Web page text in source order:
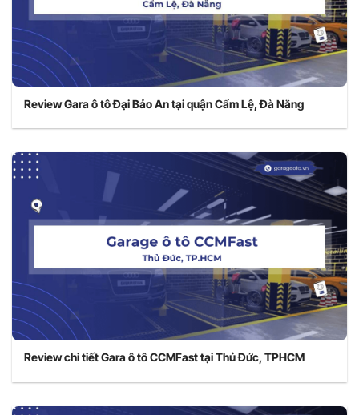
Review Gara ô tô Đại Bảo An tại quận Cẩm Lệ, Đà Nẵng
Review chi tiết Gara ô tô CCMFast tại Thủ Đức, TPHCM